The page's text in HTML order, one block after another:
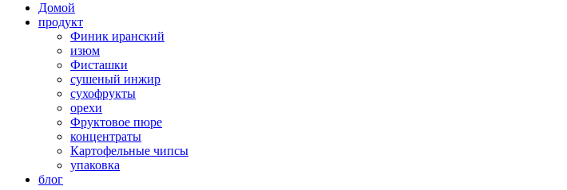
Домой
продукт
Финик иранский
изюм
Фисташки
сушеный инжир
сухофрукты
орехи
Фруктовое пюре
концентраты
Картофельные чипсы
упаковка
блог